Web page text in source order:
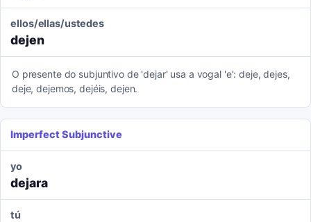
ellos/ellas/ustedes
dejen
O presente do subjuntivo de 'dejar' usa a vogal 'e': deje, dejes,
deje, dejemos, dejéis, dejen.
Imperfect Subjunctive
yo
dejara
tú